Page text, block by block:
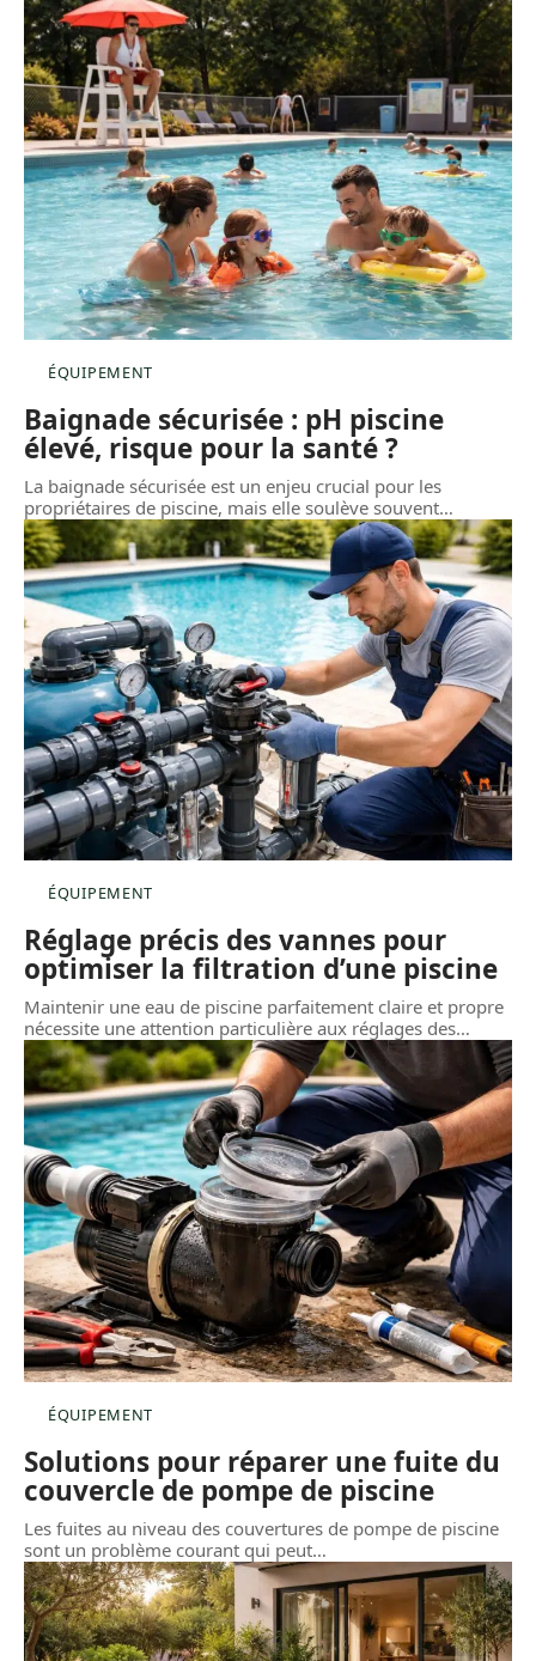
ÉQUIPEMENT
Baignade sécurisée : pH piscine
élevé, risque pour la santé ?
La baignade sécurisée est un enjeu crucial pour les
propriétaires de piscine, mais elle soulève souvent…
ÉQUIPEMENT
Réglage précis des vannes pour
optimiser la filtration d’une piscine
Maintenir une eau de piscine parfaitement claire et propre
nécessite une attention particulière aux réglages des…
ÉQUIPEMENT
Solutions pour réparer une fuite du
couvercle de pompe de piscine
Les fuites au niveau des couvertures de pompe de piscine
sont un problème courant qui peut…